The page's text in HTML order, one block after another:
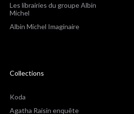
Les librairies du groupe Albin
Michel
Albin Michel Imaginaire
Collections
Koda
Agatha Raisin enquête